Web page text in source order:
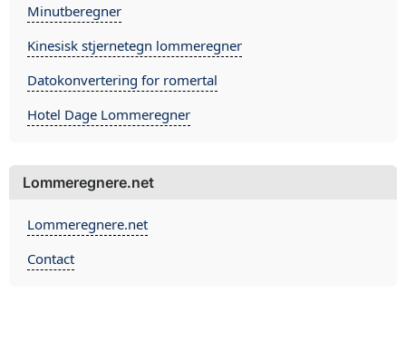
Minutberegner
Kinesisk stjernetegn lommeregner
Datokonvertering for romertal
Hotel Dage Lommeregner
Lommeregnere.net
Lommeregnere.net
Contact